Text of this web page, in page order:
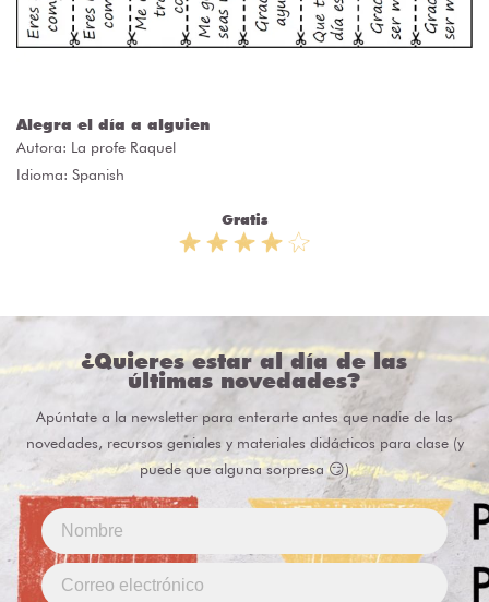
Alegra el día a alguien
Autora: La profe Raquel
Idioma: Spanish
Gratis
¿Quieres estar al día de las
últimas novedades?
Apúntate a la newsletter para enterarte antes que nadie de las
novedades, recursos geniales y materiales didácticos para clase (y
puede que alguna sorpresa 😏)